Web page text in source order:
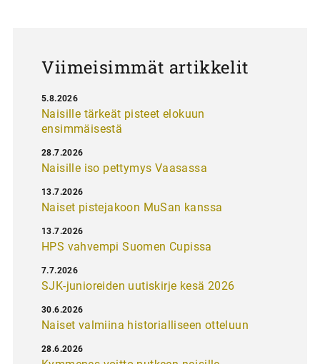
Viimeisimmät artikkelit
Naisille tärkeät pisteet elokuun
ensimmäisestä
5.8.2026
Naisille iso pettymys Vaasassa
28.7.2026
Naiset pistejakoon MuSan kanssa
13.7.2026
HPS vahvempi Suomen Cupissa
13.7.2026
SJK-junioreiden uutiskirje kesä 2026
7.7.2026
Naiset valmiina historialliseen otteluun
30.6.2026
28.6.2026